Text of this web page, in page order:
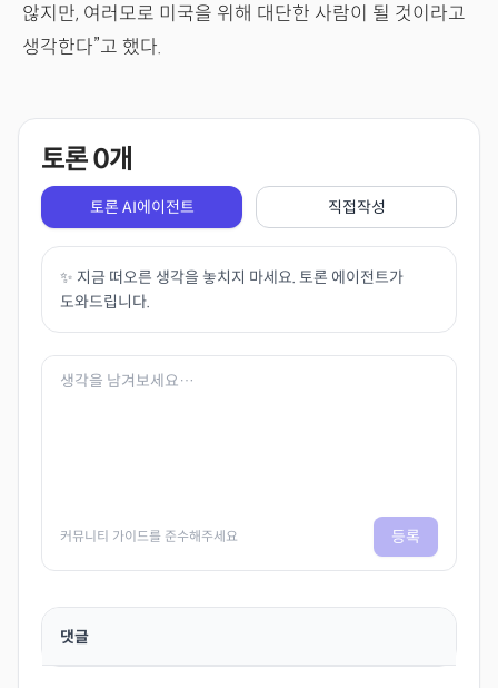
않지만, 여러모로 미국을 위해 대단한 사람이 될 것이라고
생각한다”고 했다.
토론0개
토론 AI에이전트 직접작성
✨ 지금 떠오른 생각을 놓치지 마세요. 토론 에이전트가
도와드립니다.
커뮤니티 가이드를 준수해주세요 등록
댓글